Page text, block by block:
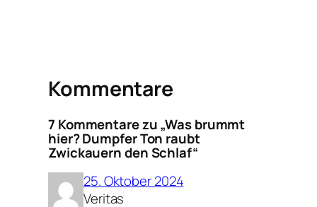
Kommentare
7 Kommentare zu „Was brummt
hier? Dumpfer Ton raubt
Zwickauern den Schlaf“
25. Oktober 2024
Veritas